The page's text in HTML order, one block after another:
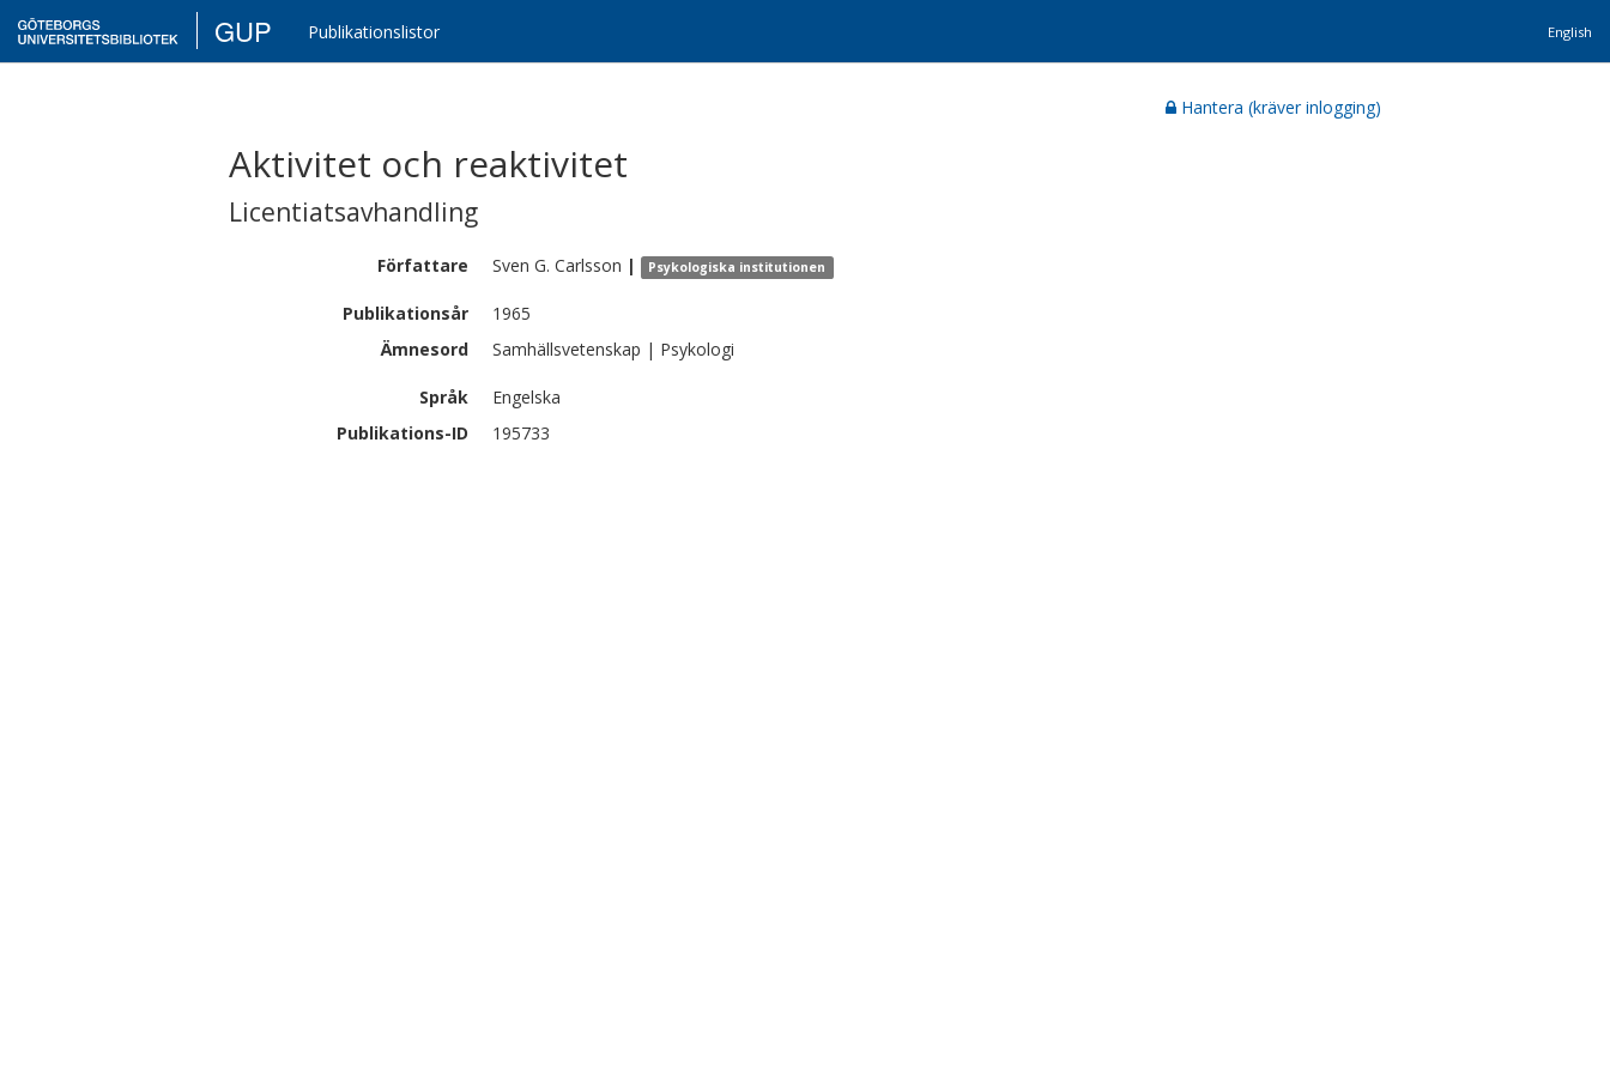
GUP Publikationslistor English
Hantera (kräver inlogging)
Aktivitet och reaktivitet
Licentiatsavhandling
Författare Sven G. Carlsson | Psykologiska institutionen
Publikationsår
1965
Ämnesord
Samhällsvetenskap | Psykologi
Språk
Engelska
Publikations-ID
195733